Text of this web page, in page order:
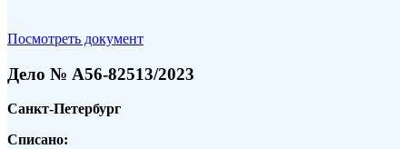
Посмотреть документ
Дело № А56-82513/2023
Санкт-Петербург
Списано: